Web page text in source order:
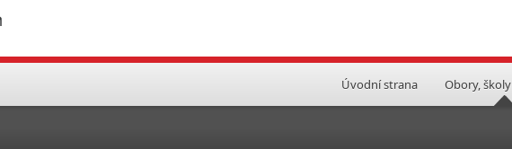
Úvodní strana Obory,